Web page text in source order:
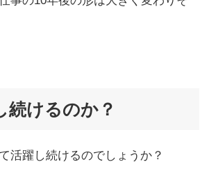
続けるのか？
活躍し続けるのでしょうか？